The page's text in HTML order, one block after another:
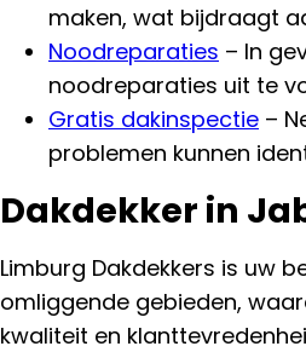
maken, wat bijdraagt
Noodreparaties – In
noodreparaties uit te
Gratis dakinspectie –
problemen kunnen
Dakdekker in
Limburg Dakdekkers is uw
omliggende gebieden,
kwaliteit en